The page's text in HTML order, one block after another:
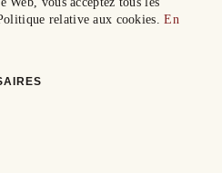
relative aux cookies.En